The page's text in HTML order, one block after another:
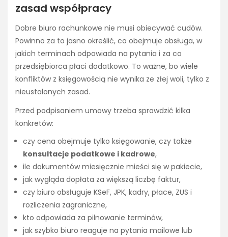
zasad współpracy
Dobre biuro rachunkowe nie musi obiecywać cudów.
Powinno za to jasno określić, co obejmuje obsługa, w
jakich terminach odpowiada na pytania i za co
przedsiębiorca płaci dodatkowo. To ważne, bo wiele
konfliktów z księgowością nie wynika ze złej woli, tylko z
nieustalonych zasad.
Przed podpisaniem umowy trzeba sprawdzić kilka
konkretów:
czy cena obejmuje tylko księgowanie, czy także
konsultacje podatkowe i kadrowe,
ile dokumentów miesięcznie mieści się w pakiecie,
jak wygląda dopłata za większą liczbę faktur,
czy biuro obsługuje KSeF, JPK, kadry, płace, ZUS i
rozliczenia zagraniczne,
kto odpowiada za pilnowanie terminów,
jak szybko biuro reaguje na pytania mailowe lub